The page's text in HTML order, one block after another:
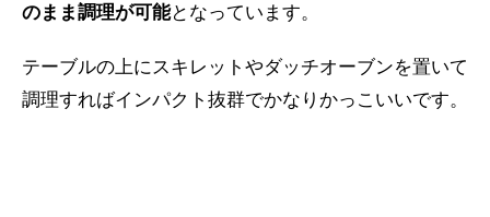
のまま調理が可能となっています。
テーブルの上にスキレットやダッチオーブンを置いて
調理すればインパクト抜群でかなりかっこいいです。